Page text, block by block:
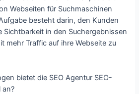
Webseiten für Suchmaschinen
besteht darin, den Kunden
Sichtbarkeit in den Suchergebnissen
mehr Traffic auf ihre Webseite zu
bietet die SEO Agentur SEO-
an?